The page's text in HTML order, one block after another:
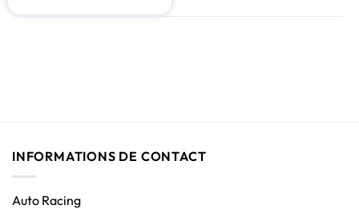
INFORMATIONS DE CONTACT
Auto Racing